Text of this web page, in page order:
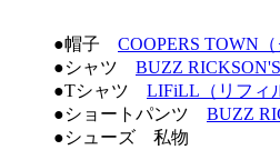
●帽子 COOPERS TOWN
●シャツ BUZZ
●Tシャツ LIFiLL（リフ
●ショートパンツ BUZZ
●シューズ 私物